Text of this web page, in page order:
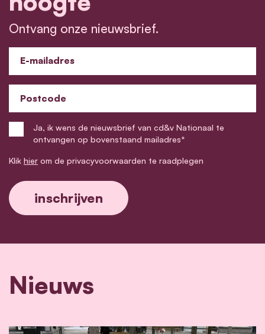
Ontvang onze nieuwsbrief.
E-mailadres
Postcode
Ja, ik wens de nieuwsbrief van cd&v Nationaal te
ontvangen op bovenstaand mailadres*
Klik hier om de privacyvoorwaarden te raadplegen
Nieuws